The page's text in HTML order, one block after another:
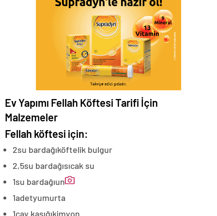
Ev Yapımı Fellah Köftesi Tarifi İçin
Malzemeler
Fellah köftesi için:
2su bardağıköftelik bulgur
2,5su bardağısıcak su
1su bardağıun
1adetyumurta
1çay kaşığıkimyon